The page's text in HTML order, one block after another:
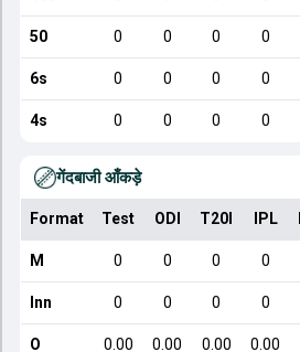
50 0 0 0 0
6s 0 0 0 0
4s 0 0 0 0
गेंदबाजी आँकड़े
Format Test ODI T20I IPL
M 0 0 0 0
Inn 0 0 0 0
O 0.00 0.00 0.00 0.00